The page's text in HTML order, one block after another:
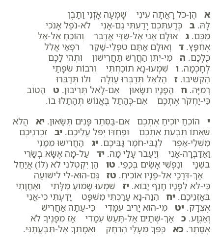
א הֶן-כֹּל רָאֲתָה עֵינִי שָׁמְעָה אָזְנִי וַתָּבֶן
לָהּ. ב כְּדַעְתְּכֶם יָדַעְתִּי גַם-אָנִי לֹא-נֹפֵל אָנֹכִי
מִכֶּם. ג אוּלָם אֲנִי אֶל-שַׁדַּי אֲדַבֵּר וְהוֹכֵחַ אֶל-אֵל
אֶחְפָּץ. ד וְאוּלָם אַתֶּם טֹפְלֵי-שָׁקֶר רֹפְאֵי אֱלִל
כֻּלְּכֶם. ה מִי-יִתֵּן הַחֲרֵשׁ תַּחֲרִישׁוּן וּתְהִי לָכֶם
לְחָכְמָה. ו שִׁמְעוּ-נָא תוֹכַחְתִּי וְרִבוֹת שְׂפָתַי
הַקְשִׁיבוּ. ז הַלְאֵל תְּדַבְּרוּ עַוְלָה וְלוֹ תְּדַבְּרוּ
רְמִיָּה. ח הֲפָנָיו תִּשָּׂאוּן אִם-לָאֵל תְּרִיבוּן. ט הֲטוֹב
כִּי-יַחְקֹר אֶתְכֶם אִם-כְּהָתֵל בֶּאֱנוֹשׁ תְּהָתֵלּוּ בוֹ.
י הוֹכֵחַ יוֹכִיחַ אֶתְכֶם אִם-בַּסֵּתֶר פָּנִים תִּשָּׂאוּן. יא הֲלֹא
שְׂאֵתוֹ תְּבַעֵת אֶתְכֶם וּפַחְדּוֹ יִפֹּל עֲלֵיכֶם. יב זִכְרֹנֵיכֶם
מִשְׁלֵי-אֵפֶר לְגַבֵּי-חֹמֶר גַּבֵּיכֶם. יג הַחֲרִישׁוּ מִמֶּנִּי
וַאֲדַבְּרָה-אָנִי וְיַעֲבֹר עָלַי מָה. יד עַל-מָה אֶשָּׂא בְשָׂרִי
בְשִׁנָּי וְנַפְשִׁי אָשִׂים בְּכַפִּי. טו הֵן יִקְטְלֵנִי לא (לוֹ) אֲיַחֵל
אַךְ-דְּרָכַי אֶל-פָּנָיו אוֹכִיחַ. טז גַּם-הוּא-לִי לִישׁוּעָה
כִּי-לֹא לְפָנָיו חָנֵף יָבוֹא. יז שִׁמְעוּ שָׁמוֹעַ מִלָּתִי וְאַחֲוָתִי
בְּאָזְנֵיכֶם. יח הִנֵּה-נָא עָרַכְתִּי מִשְׁפָּט יָדַעְתִּי כִּי-אֲנִי
אֶצְדָּק. יט מִי-הוּא יָרִיב עִמָּדִי כִּי-עַתָּה אַחֲרִישׁ
וְאֶגְוָע. כ אַךְ-שְׁתַּיִם אַל-תַּעַשׂ עִמָּדִי אָז מִפָּנֶיךָ לֹא
אֶסָּתֵר. כא כַּפְּךָ מֵעָלַי הַרְחַק וְאֵמָתְךָ אַל-תְּבַעֲתַנִּי.